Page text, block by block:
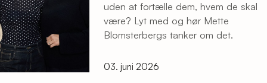
uden at fortælle dem, hvem de skal
være? Lyt med og hør Mette
Blomsterbergs tanker om det.
03. juni 2026